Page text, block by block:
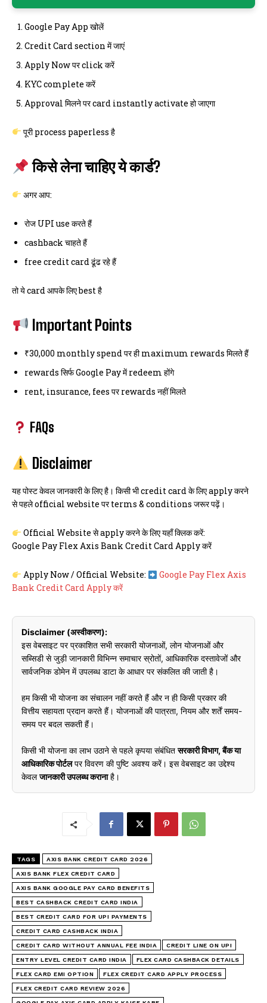
Google Pay App खोलें
Credit Card section में जाएं
Apply Now पर click करें
KYC complete करें
Approval मिलने पर card instantly activate हो जाएगा
पूरी process paperless है
किसे लेना चाहिए ये कार्ड?
अगर आप:
रोज UPI use करते हैं
cashback चाहते हैं
free credit card ढूंढ रहे हैं
तो ये card आपके लिए best है
Important Points
₹30,000 monthly spend पर ही maximum rewards मिलते हैं
rewards सिर्फ Google Pay में redeem होंगे
rent, insurance, fees पर rewards नहीं मिलते
FAQs
Disclaimer
यह पोस्ट केवल जानकारी के लिए है। किसी भी credit card के लिए apply करने
से पहले official website पर terms & conditions जरूर पढ़ें।
Official Website से apply करने के लिए यहाँ क्लिक करें:
Google Pay Flex Axis Bank Credit Card Apply करें
Apply Now / Official Website:
Google Pay Flex Axis
Bank Credit Card Apply करें
Disclaimer (अस्वीकरण):
इस वेबसाइट पर प्रकाशित सभी सरकारी योजनाओं, लोन योजनाओं और
सब्सिडी से जुड़ी जानकारी विभिन्न समाचार स्रोतों, आधिकारिक दस्तावेजों और
सार्वजनिक डोमेन में उपलब्ध डाटा के आधार पर संकलित की जाती है।
हम किसी भी योजना का संचालन नहीं करते हैं और न ही किसी प्रकार की
वित्तीय सहायता प्रदान करते हैं। योजनाओं की पात्रता, नियम और शर्तें समय-
समय पर बदल सकती हैं।
किसी भी योजना का लाभ उठाने से पहले कृपया संबंधितसरकारी विभाग, बैंक या
आधिकारिक पोर्टलपर विवरण की पुष्टि अवश्य करें। इस वेबसाइट का उद्देश्य
केवलजानकारी उपलब्ध करानाहै।
TAGS AXIS BANK CREDIT CARD 2026
AXIS BANK FLEX CREDIT CARD
AXIS BANK GOOGLE PAY CARD BENEFITS
BEST CASHBACK CREDIT CARD INDIA
BEST CREDIT CARD FOR UPI PAYMENTS
CREDIT CARD CASHBACK INDIA
CREDIT CARD WITHOUT ANNUAL FEE INDIA CREDIT LINE ON UPI
ENTRY LEVEL CREDIT CARD INDIA FLEX CARD CASHBACK DETAILS
FLEX CARD EMI OPTION FLEX CREDIT CARD APPLY PROCESS
FLEX CREDIT CARD REVIEW 2026